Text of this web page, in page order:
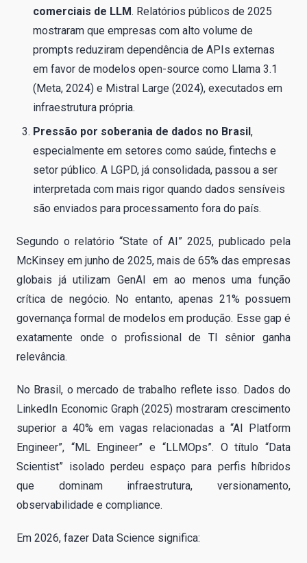
comerciais de LLM. Relatórios públicos de 2025
mostraram que empresas com alto volume de
prompts reduziram dependência de APIs externas
em favor de modelos open-source como Llama 3.1
(Meta, 2024) e Mistral Large (2024), executados em
infraestrutura própria.
Pressão por soberania de dados no Brasil,
especialmente em setores como saúde, fintechs e
setor público. A LGPD, já consolidada, passou a ser
interpretada com mais rigor quando dados sensíveis
são enviados para processamento fora do país.
Segundo o relatório “State of AI” 2025, publicado pela
McKinsey em junho de 2025, mais de 65% das empresas
globais já utilizam GenAI em ao menos uma função
crítica de negócio. No entanto, apenas 21% possuem
governança formal de modelos em produção. Esse gap é
exatamente onde o profissional de TI sênior ganha
relevância.
No Brasil, o mercado de trabalho reflete isso. Dados do
LinkedIn Economic Graph (2025) mostraram crescimento
superior a 40% em vagas relacionadas a “AI Platform
Engineer”, “ML Engineer” e “LLMOps”. O título “Data
Scientist” isolado perdeu espaço para perfis híbridos
que dominam infraestrutura, versionamento,
observabilidade e compliance.
Em 2026, fazer Data Science significa: